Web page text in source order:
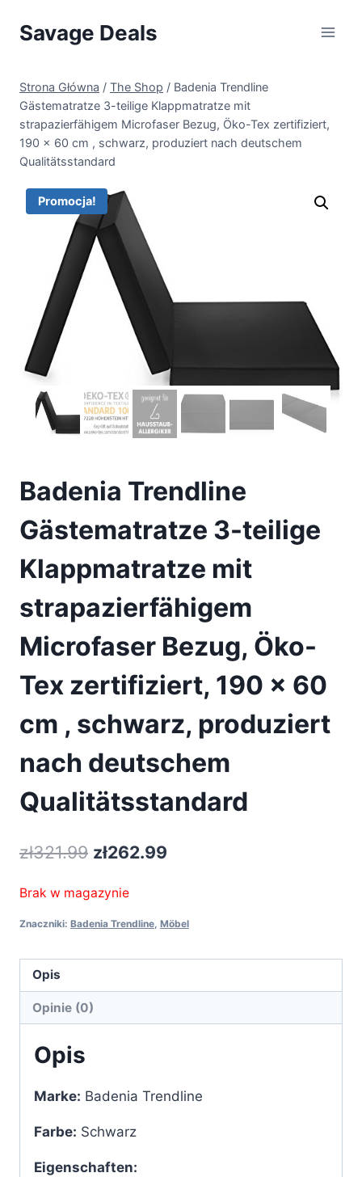
Savage Deals
Strona Główna / The Shop / Badenia Trendline
Gästematratze 3-teilige Klappmatratze mit
strapazierfähigem Microfaser Bezug, Öko-Tex zertifiziert,
190 x 60 cm , schwarz, produziert nach deutschem
Qualitätsstandard
Promocja!
Badenia Trendline
Gästematratze 3-teilige
Klappmatratze mit
strapazierfähigem
Microfaser Bezug, Öko-
Tex zertifiziert, 190 x 60
cm , schwarz, produziert
nach deutschem
Qualitätsstandard
zł321.99 Pierwotna
wynosiła:
zł321.99.
zł262.99
zł262.99.
Brak w magazynie
Znaczniki: Badenia Trendline Möbel
Opis
Opinie (0)
Opis
Marke: Badenia Trendline
Farbe: Schwarz
Eigenschaften: